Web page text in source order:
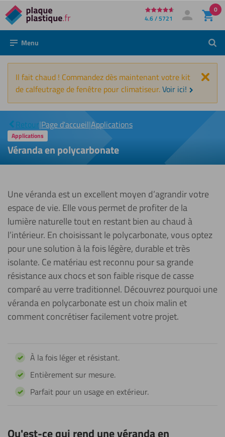
Directement
au
contenu
4.6 / 5721 Mon compte
Se connecter
0
Menu
Il fait chaud ! Commandez dès maintenant votre kit
de calfeutrage de fenêtre pour climatiseur.Voir ici!
Retour|Page d'accueil|Applications
Véranda en
polycarbonate
Applications
Véranda en polycarbonate
Une véranda est un excellent moyen d’agrandir votre
espace de vie. Elle vous permet de profiter de la
lumière naturelle tout en restant bien au chaud à
l’intérieur. En choisissant le polycarbonate, vous optez
pour une solution à la fois légère, durable et très
isolante. Ce matériau est reconnu pour sa grande
résistance aux chocs et son faible risque de casse
comparé au verre traditionnel. Découvrez pourquoi une
véranda en polycarbonate est un choix malin et
comment concrétiser facilement votre projet.
À la fois léger et résistant.
Entièrement sur mesure.
Parfait pour un usage en extérieur.
Qu'est-ce qui rend une véranda en